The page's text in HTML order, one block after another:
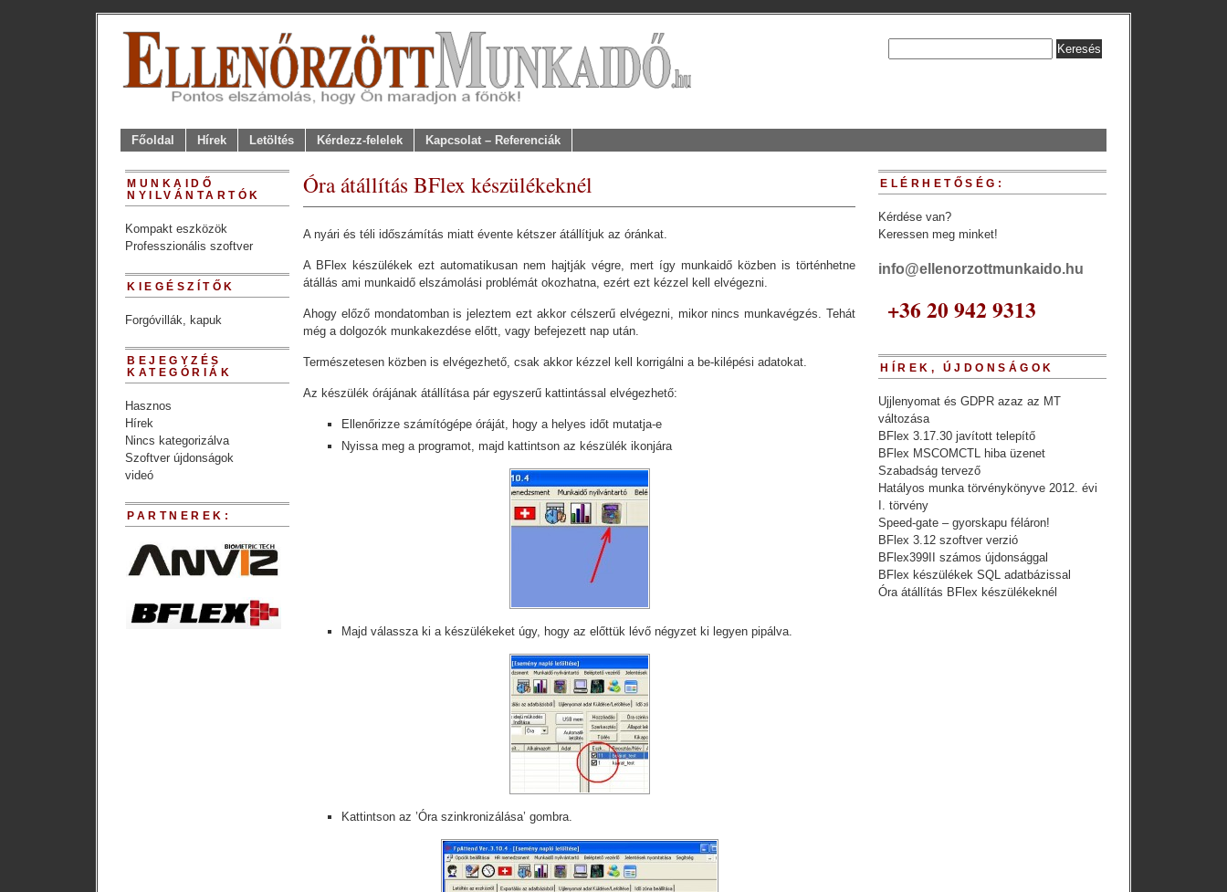
Főoldal Hírek Letöltés Kérdezz-felelek Kapcsolat – Referenciák
MUNKAIDŐ
NYILVÁNTARTÓK
Kompakt eszközök
Professzionális szoftver
KIEGÉSZÍTŐK
Forgóvillák, kapuk
BEJEGYZÉS
KATEGÓRIÁK
Hasznos
Hírek
Nincs kategorizálva
Szoftver újdonságok
videó
PARTNEREK:
Óra átállítás BFlex készülékeknél
A nyári és téli időszámítás miatt évente kétszer átállítjuk az óránkat.
A BFlex készülékek ezt automatikusan nem hajtják végre, mert így munkaidő közben is történhetne
átállás ami munkaidő elszámolási problémát okozhatna, ezért ezt kézzel kell elvégezni.
Ahogy előző mondatomban is jeleztem ezt akkor célszerű elvégezni, mikor nincs munkavégzés. Tehát
még a dolgozók munkakezdése előtt, vagy befejezett nap után.
Természetesen közben is elvégezhető, csak akkor kézzel kell korrigálni a be-kilépési adatokat.
Az készülék órájának átállítása pár egyszerű kattintással elvégezhető:
Ellenőrizze számítógépe óráját, hogy a helyes időt mutatja-e
Nyissa meg a programot, majd kattintson az készülék ikonjára
Majd válassza ki a készülékeket úgy, hogy az előttük lévő négyzet ki legyen pipálva.
Kattintson az ’Óra szinkronizálása’ gombra.
ELÉRHETŐSÉG:
Kérdése van?
Keressen meg minket!
info@ellenorzottmunkaido.hu
+36 20 942 9313
HÍREK, ÚJDONSÁGOK
Ujjlenyomat és GDPR azaz az MT
változása
BFlex 3.17.30 javított telepítő
BFlex MSCOMCTL hiba üzenet
Szabadság tervező
Hatályos munka törvénykönyve 2012. évi
I. törvény
Speed-gate – gyorskapu féláron!
BFlex 3.12 szoftver verzió
BFlex399II számos újdonsággal
BFlex készülékek SQL adatbázissal
Óra átállítás BFlex készülékeknél